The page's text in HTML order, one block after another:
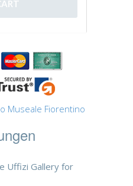
Museale Fiorentino
Uffizi Gallery for